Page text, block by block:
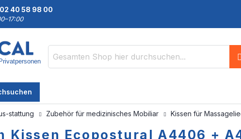
02 40 58 98 00
stattung Zubehör für medizinisches Mobiliar Kissen für
Kissen Ecopostural A4406 +